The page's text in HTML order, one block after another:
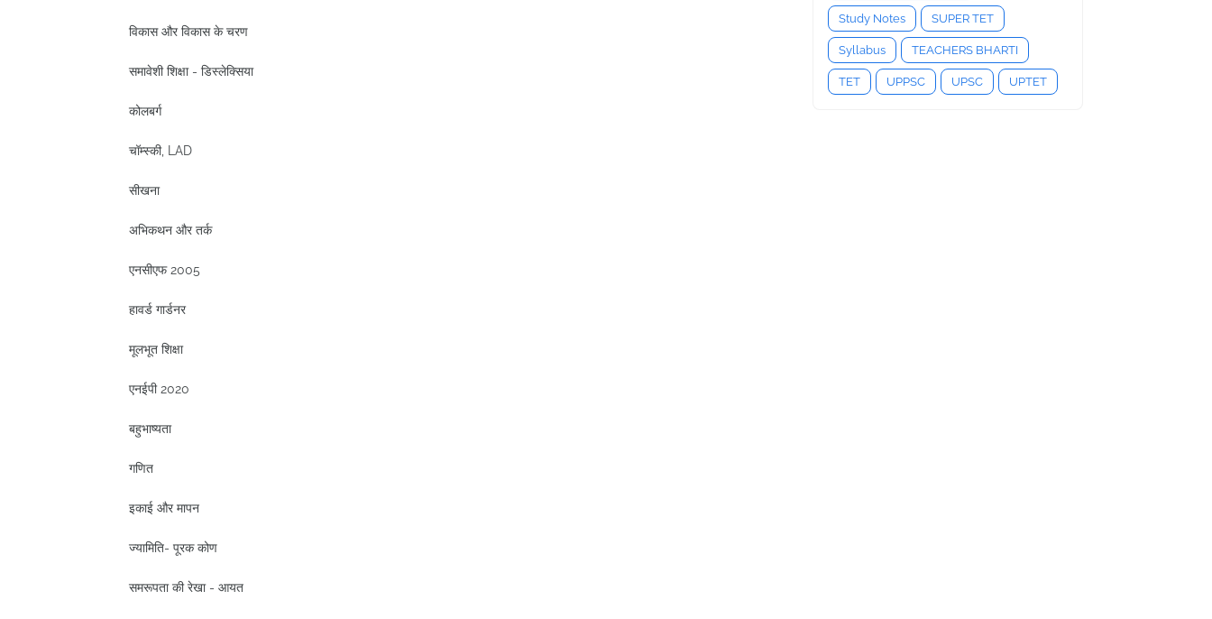
विकास और विकास के चरण
समावेशी शिक्षा - डिस्लेक्सिया
कोलबर्ग
चॉम्स्की, LAD
सीखना
अभिकथन और तर्क
एनसीएफ 2005
हावर्ड गार्डनर
मूलभूत शिक्षा
एनईपी 2020
बहुभाष्यता
गणित
इकाई और मापन
ज्यामिति- पूरक कोण
समरूपता की रेखा - आयत
Study Notes SUPER TET
Syllabus TEACHERS BHARTI
TET UPPSC UPSC UPTET